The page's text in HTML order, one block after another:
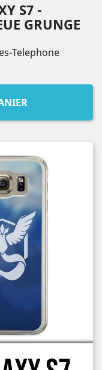
S7 -
GRUNGE
Telephone